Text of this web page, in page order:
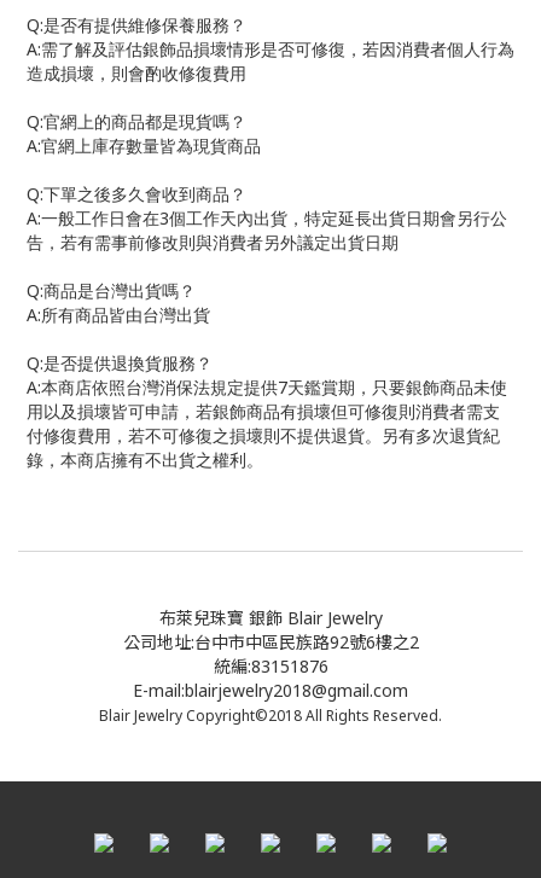
Q:是否有提供維修保養服務？
A:需了解及評估銀飾品損壞情形是否可修復，若因消費者個人行為
造成損壞，則會酌收修復費用
Q:官網上的商品都是現貨嗎？
A:官網上庫存數量皆為現貨商品
Q:下單之後多久會收到商品？
A:一般工作日會在3個工作天內出貨，特定延長出貨日期會另行公
告，若有需事前修改則與消費者另外議定出貨日期
Q:商品是台灣出貨嗎？
A:所有商品皆由台灣出貨
Q:是否提供退換貨服務？
A:本商店依照台灣消保法規定提供7天鑑賞期，只要銀飾商品未使
用以及損壞皆可申請，若銀飾商品有損壞但可修復則消費者需支
付修復費用，若不可修復之損壞則不提供退貨。另有多次退貨紀
錄，本商店擁有不出貨之權利。
布萊兒珠寶 銀飾 Blair Jewelry
公司地址:台中市中區民族路92號6樓之2
統編:83151876
E-mail:blairjewelry2018@gmail.com
Blair Jewelry Copyright©2018 All Rights Reserved.